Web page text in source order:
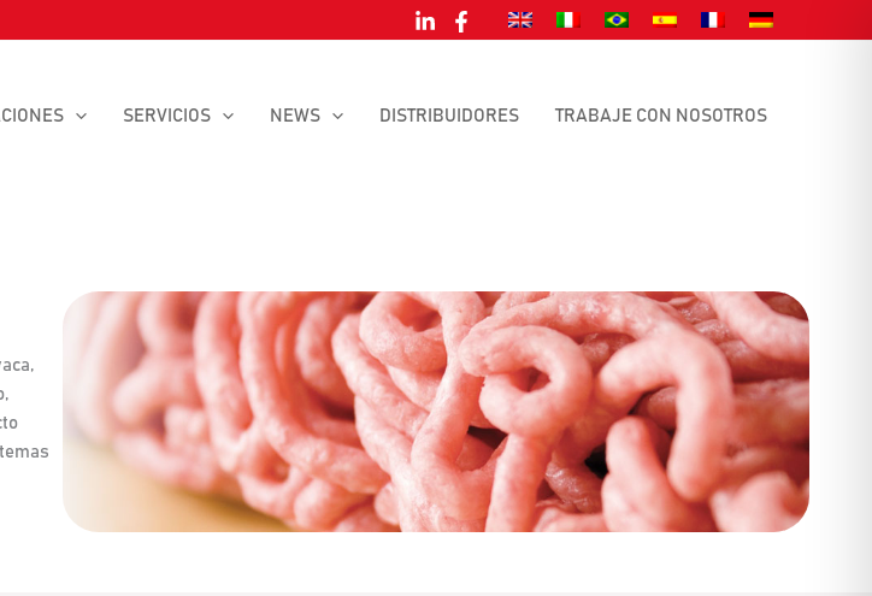
SERVICIOS NEWS DISTRIBUIDORES TRABAJE CON NOSOTROS